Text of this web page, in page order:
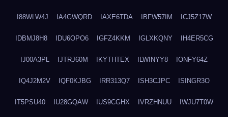
I88WLW4J IA4GWQRD IAXE6TDA IBFW57IM ICJ5Z17W
IDBMJ8H8 IDU6OPO6 IGFZ4KKM IGLXKQNY IH4ER5CG
IJ00A3PL IJTRJ60M IKYTHTEX ILWINYY8 IONFY64Z
IQ4J2M2V IQF0KJBG IRR313Q7 ISH3CJPC ISINGR3O
IT5PSU40 IU28GQAW IUS9CGHX IVRZHNUU IWJU7T0W